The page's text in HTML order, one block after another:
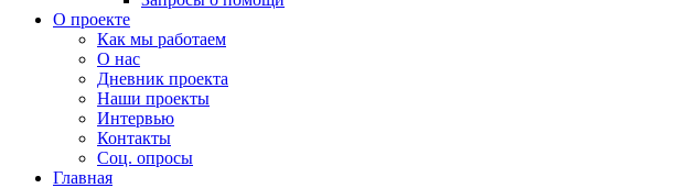
О проекте
Как мы работаем
О нас
Дневник проекта
Наши проекты
Интервью
Контакты
Соц. опросы
Главная